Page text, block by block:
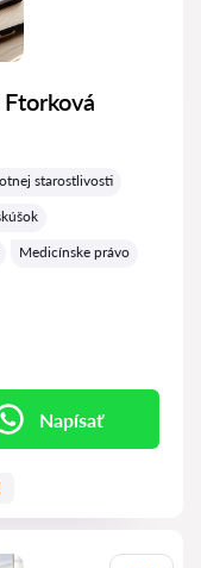
starostlivosti
Medicínske právo
Napísať